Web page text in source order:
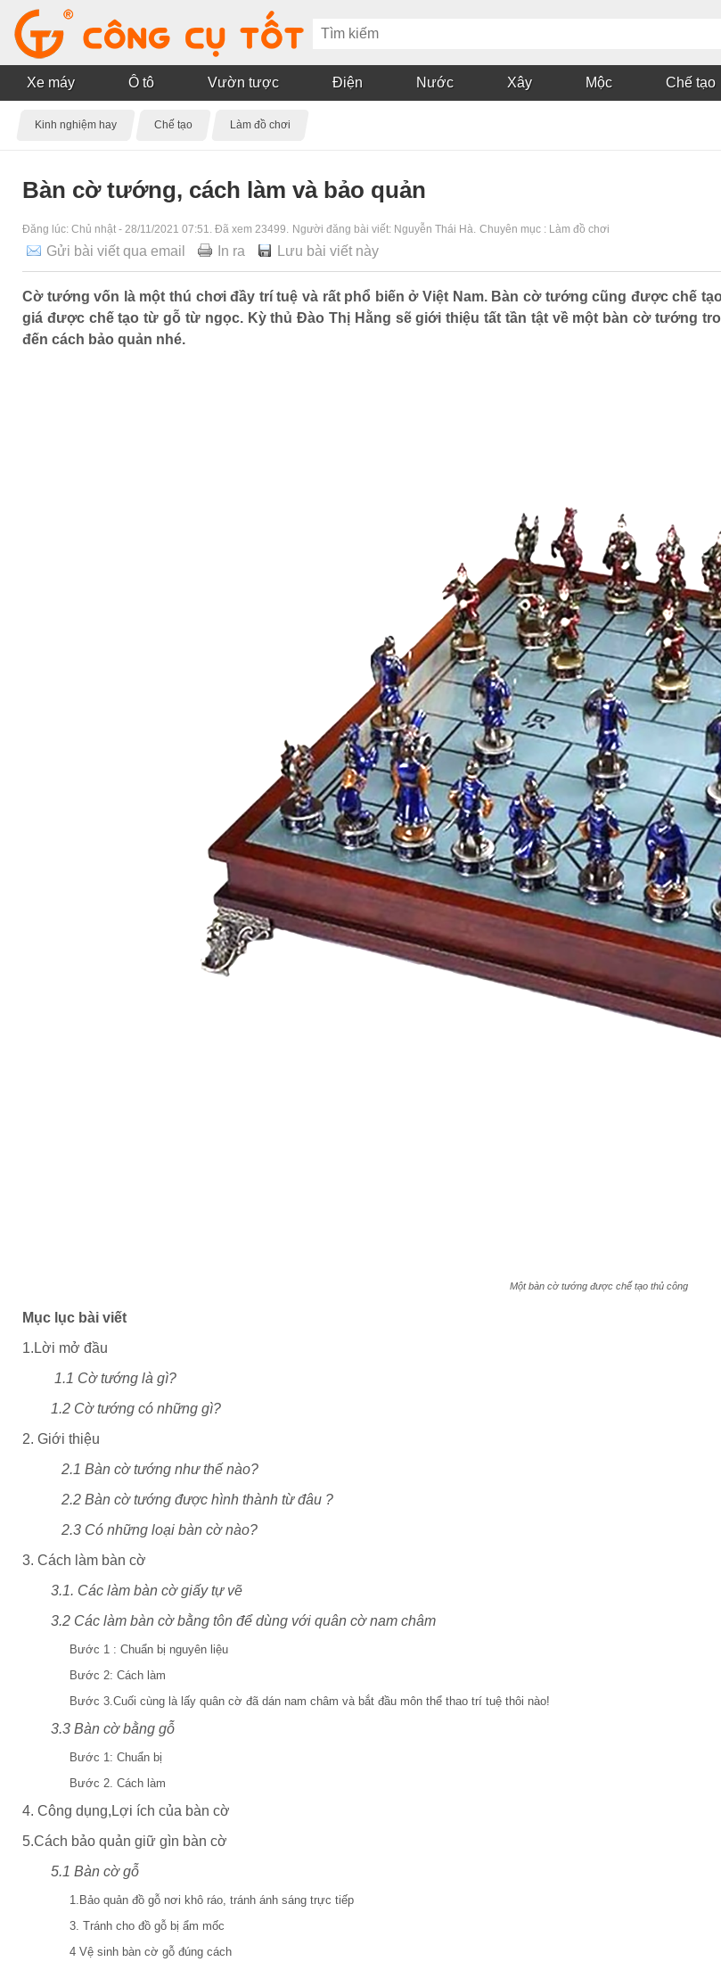
Xe máy Ô tô Vườn tược Điện Nước Xây Mộc Chế tạo
Kinh nghiệm hay Chế tạo Làm đồ chơi
Bàn cờ tướng, cách làm và bảo quản
Đăng lúc: Chủ nhật - 28/11/2021 07:51 . Đã xem 23499. Người đăng bài viết: Nguyễn Thái Hà Chuyên mục : Làm đồ chơi
Gửi bài viết qua email In ra Lưu bài viết này
Cờ tướng vốn là một thú chơi đầy trí tuệ và rất phổ biến ở Việt Nam. Bàn cờ tướng cũng được chế
giá được chế tạo từ gỗ từ ngọc. Kỳ thủ Đào Thị Hằng sẽ giới thiệu tất tần tật về một bàn cờ tướng
đến cách bảo quản nhé.
Một bàn cờ tướng được chế tạo thủ công
Mục lục bài viết
1.Lời mở đầu
1.1 Cờ tướng là gì?
1.2 Cờ tướng có những gì?
2. Giới thiệu
2.1 Bàn cờ tướng như thế nào?
2.2 Bàn cờ tướng được hình thành từ đâu ?
2.3 Có những loại bàn cờ nào?
3. Cách làm bàn cờ
3.1. Các làm bàn cờ giấy tự vẽ
3.2 Các làm bàn cờ bằng tôn để dùng với quân cờ nam châm
Bước 1 : Chuẩn bị nguyên liệu
Bước 2: Cách làm
Bước 3.Cuối cùng là lấy quân cờ đã dán nam châm và bắt đầu môn thể thao trí tuệ thôi nào!
3.3 Bàn cờ bằng gỗ
Bước 1: Chuẩn bị
Bước 2. Cách làm
4. Công dụng,Lợi ích của bàn cờ
5.Cách bảo quản giữ gìn bàn cờ
5.1 Bàn cờ gỗ
1.Bảo quản đồ gỗ nơi khô ráo, tránh ánh sáng trực tiếp
3. Tránh cho đồ gỗ bị ẩm mốc
4 Vệ sinh bàn cờ gỗ đúng cách